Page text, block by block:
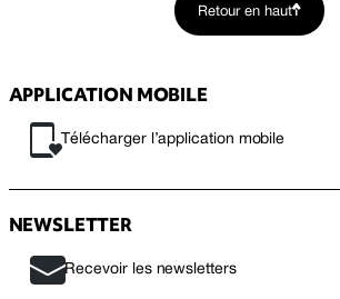
Retour en haut
APPLICATION MOBILE
Télécharger l’application mobile
NEWSLETTER
Recevoir les newsletters